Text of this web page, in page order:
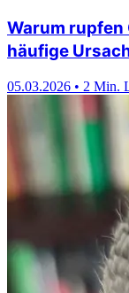
Warum rupfen
häufige
05.03.2026 • 2 Min.